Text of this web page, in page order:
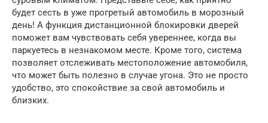
будет сесть в уже прогретый автомобиль в морозный
день! А функция дистанционной блокировки дверей
поможет вам чувствовать себя увереннее, когда вы
паркуетесь в незнакомом месте. Кроме того, система
позволяет отслеживать местоположение автомобиля,
что может быть полезно в случае угона. Это не просто
удобство, это спокойствие за свой автомобиль и
близких.